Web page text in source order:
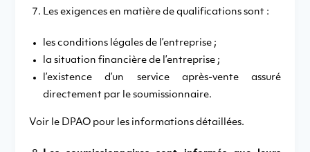
Les exigences en matière de qualifications sont :
les conditions légales de l’entreprise ;
la situation financière de l’entreprise ;
l’existence d’un service après-vente assuré
directement par le soumissionnaire.
Voir le DPAO pour les informations détaillées.